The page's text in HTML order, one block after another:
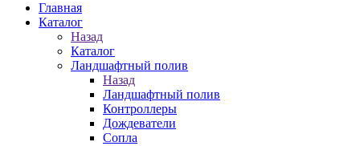
Главная
Каталог
Назад
Каталог
Ландшафтный полив
Назад
Ландшафтный полив
Контроллеры
Дождеватели
Сопла